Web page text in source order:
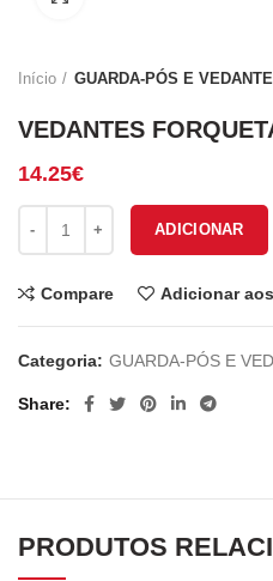
Início GUARDA-PÓS E
VEDANTES
14.25€
ADICIONAR
Compare Adicionar
Categoria: GUARDA-PÓS E
Share
PRODUTOS